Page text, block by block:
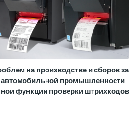
на производстве и сборов за
автомобильной промышленности
функции проверки штрихкодов